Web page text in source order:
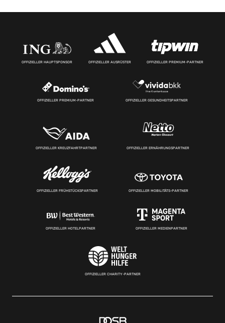
OFFIZIELLER HAUPTSPONSOR OFFIZIELLER AUSRÜSTER OFFIZIELLER PREMIUM-PARTNER
OFFIZIELLER PREMIUM-PARTNER OFFIZIELLER GESUNDHEITSPARTNER
OFFIZIELLER KREUZFAHRTPARTNER OFFIZIELLER ERNÄHRUNGSPARTNER
OFFIZIELLER FRÜHSTÜCKSPARTNER OFFIZIELLER MOBILITÄTS-PARTNER
OFFIZIELLER HOTELPARTNER OFFIZIELLER MEDIENPARTNER
OFFIZIELLER CHARITY-PARTNER